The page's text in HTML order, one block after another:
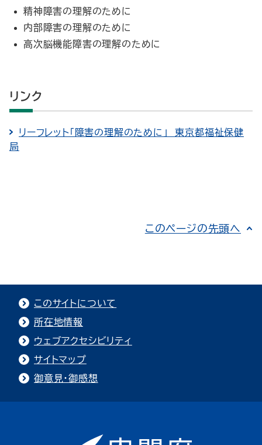
精神障害の理解のために
内部障害の理解のために
高次脳機能障害の理解のために
リンク
リーフレット「障害の理解のために」 東京都福祉保健
局
このページの先頭へ
このサイトについて
所在地情報
ウェブアクセシビリティ
サイトマップ
御意見・御感想